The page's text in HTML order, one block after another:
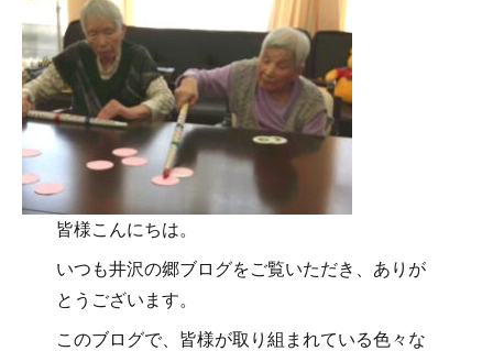
皆様こんにちは。
いつも井沢の郷ブログをご覧いただき、ありが
とうございます。
このブログで、皆様が取り組まれている色々な